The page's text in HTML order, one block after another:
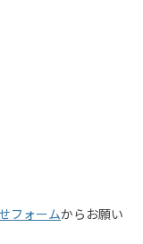
フォームからお願い